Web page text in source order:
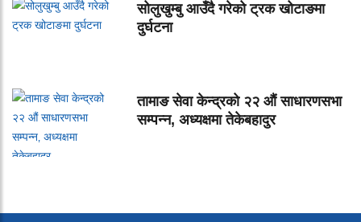
सोलुखुम्बु आउँदै गरेको ट्रक खोटाङमा
दुर्घटना
तामाङ सेवा केन्द्रको २२ औं साधारणसभा
सम्पन्न‚ अध्यक्षमा तेकेबहादुर